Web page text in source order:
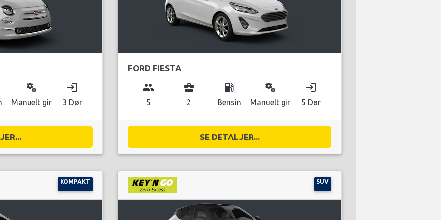
miscellaneous_services
Manuelt gir
login
3 Dør
FORD FIESTA
group
5
business_center
2
local_gas_station
Bensin
miscellaneous_services
Manuelt gir
login
5 Dør
SE DETALJER...
KOMPAKT SUV